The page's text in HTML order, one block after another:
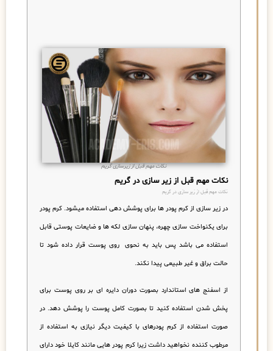
نکات مهم قبل از زیرسازی گریم
نکات مهم قبل از زیر سازی در گریم
نکات مهم قبل از زیر سازی در گریم
در زیر سازی از کرم پودر ها برای پوشش دهی استفاده میشود. کرم پودر
برای یکنواخت سازی چهره، پنهان سازی لکه ها و ضایعات پوستی قابل
استفاده می باشد پس باید به نحوی روی پوست قرار داده شود تا
حالت براق و غیر طبیعی پیدا نکند.
از اسفنج های استاندارد بصورت دوران دایره ای بر روی پوست برای
پخش شدن استفاده کنید تا بصورت کامل پوست را پوشش دهد. در
صورت استفاده از کرم پودرهای با کیفیت دیگر نیازی به استفاده از
مرطوب کننده نخواهید داشت زیرا کرم پودر هایی مانند کایلا خود دارای